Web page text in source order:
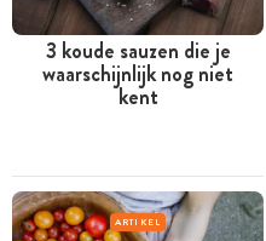
3 koude sauzen die je
waarschijnlijk nog niet
kent
ARTIKEL